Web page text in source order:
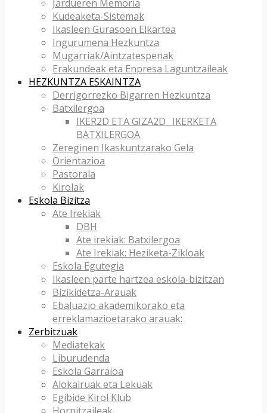
Jardueren Memoria
Kudeaketa-Sistemak
Ikasleen Gurasoen Elkartea
Ingurumena Hezkuntza
Mugarriak/Aintzatespenak
Erakundeak eta Enpresa Laguntzaileak
HEZKUNTZA ESKAINTZA
Derrigorrezko Bigarren Hezkuntza
Batxilergoa
IKER2D ETA GIZA2D_ IKERKETA
BATXILERGOA
Zereginen Ikaskuntzarako Gela
Orientazioa
Pastorala
Kirolak
Eskola Bizitza
Ate Irekiak
DBH
Ate irekiak: Batxilergoa
Ate Irekiak: Heziketa-Zikloak
Eskola Egutegia
Ikasleen parte hartzea eskola-bizitzan
Bizikidetza-Arauak
Ebaluazio akademikorako eta
erreklamazioetarako arauak:
Zerbitzuak
Mediatekak
Liburudenda
Eskola Garraioa
Alokairuak eta Lekuak
Egibide Kirol Klub